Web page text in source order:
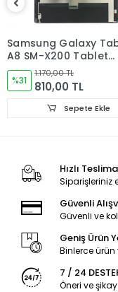
Samsung Galaxy
A8 SM-X200 Tablet
Ekran
%31
1.170,00 TL
810,00 TL
Sepete Ekle
Hızlı
Siparişleriniz
Güvenli
Güvenli ve
Geniş Ürün
Binlerce
7 / 24
Öneri ve